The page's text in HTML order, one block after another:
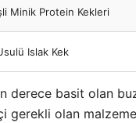
Minik Protein Kekleri
Islak Kek
derece basit olan
gerekli olan